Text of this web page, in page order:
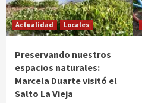
Actualidad Locales
Preservando nuestros
espacios naturales:
Marcela Duarte visitó el
Salto La Vieja